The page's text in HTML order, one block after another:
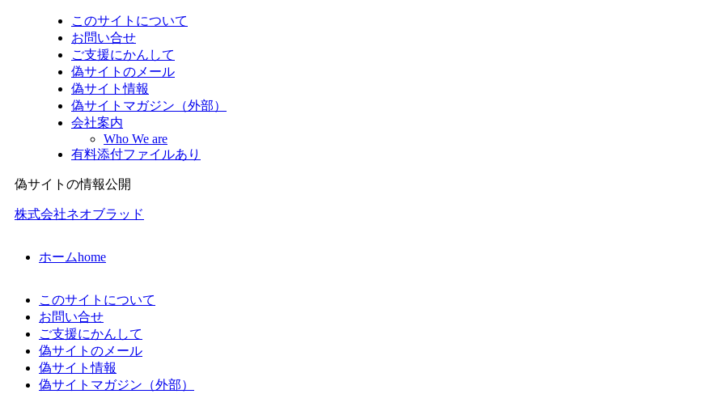
このサイトについて
お問い合せ
ご支援にかんして
偽サイトのメール
偽サイト情報
偽サイトマガジン（外部）
会社案内
Who We are
有料添付ファイルあり
偽サイトの情報公開
株式会社ネオブラッド
ホームhome
このサイトについて
お問い合せ
ご支援にかんして
偽サイトのメール
偽サイト情報
偽サイトマガジン（外部）